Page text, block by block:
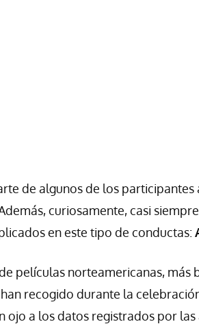
de algunos de los participantes
curiosamente, casi
en este tipo de conductas:
películas norteamericanas,
recogido durante la
ojo a los datos registrados por